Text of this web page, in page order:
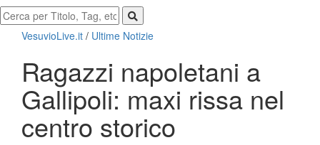
VesuvioLive.it / Ultime Notizie
Ragazzi napoletani a
Gallipoli: maxi rissa nel
centro storico